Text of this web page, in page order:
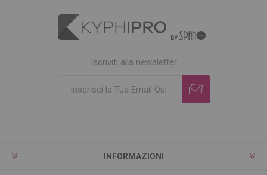
Iscriviti alla newsletter
INFORMAZIONI